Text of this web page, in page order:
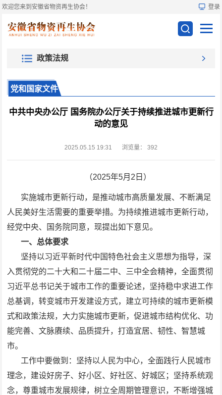
欢迎您来到安徽省物资再生协会！ 登录
政策法规
党和国家文件
中共中央办公厅 国务院办公厅关于持续推进城市更新行
动的意见
2025.05.15 19:31 浏览量： 392
（2025年5月2日）
实施城市更新行动，是推动城市高质量发展、不断满足
人民美好生活需要的重要举措。为持续推进城市更新行动，
经党中央、国务院同意，现提出如下意见。
一、总体要求
坚持以习近平新时代中国特色社会主义思想为指导，深
入贯彻党的二十大和二十届二中、三中全会精神，全面贯彻
习近平总书记关于城市工作的重要论述，坚持稳中求进工作
总基调，转变城市开发建设方式，建立可持续的城市更新模
式和政策法规，大力实施城市更新，促进城市结构优化、功
能完善、文脉赓续、品质提升，打造宜居、韧性、智慧城
市。
工作中要做到：坚持以人民为中心，全面践行人民城市
理念，建设好房子、好小区、好社区、好城区；坚持系统观
念，尊重城市发展规律，树立全周期管理意识，不断增强城